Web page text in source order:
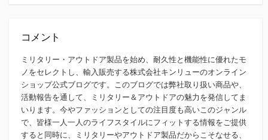
コメント
ミリタリー・アウトドア製品を始め、耐久性と機能性に優れたモ
ノをセレクトし、輸入販売する株式会社キンリューのオンライン
ショップ公式ブログです。このブログでは弊社取り扱い商品や、
活動報告を通して、ミリタリー＆アウトドアの魅力を発信してま
いります。今やファッションとしての注目度も高いこのジャンル
で、皆様一人一人のライフスタイルにフィットする情報をご提供
すると同時に、ミリタリーやアウトドア製品だからこそなせる、